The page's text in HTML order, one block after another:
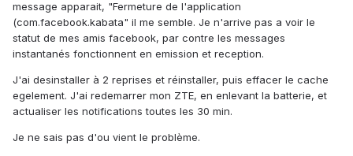
message apparait, "Fermeture de l'application
(com.facebook.kabata" il me semble. Je n'arrive pas a voir le
statut de mes amis facebook, par contre les messages
instantanés fonctionnent en emission et reception.
J'ai desinstaller à 2 reprises et réinstaller, puis effacer le cache
egelement. J'ai redemarrer mon ZTE, en enlevant la batterie, et
actualiser les notifications toutes les 30 min.
Je ne sais pas d'ou vient le problème.